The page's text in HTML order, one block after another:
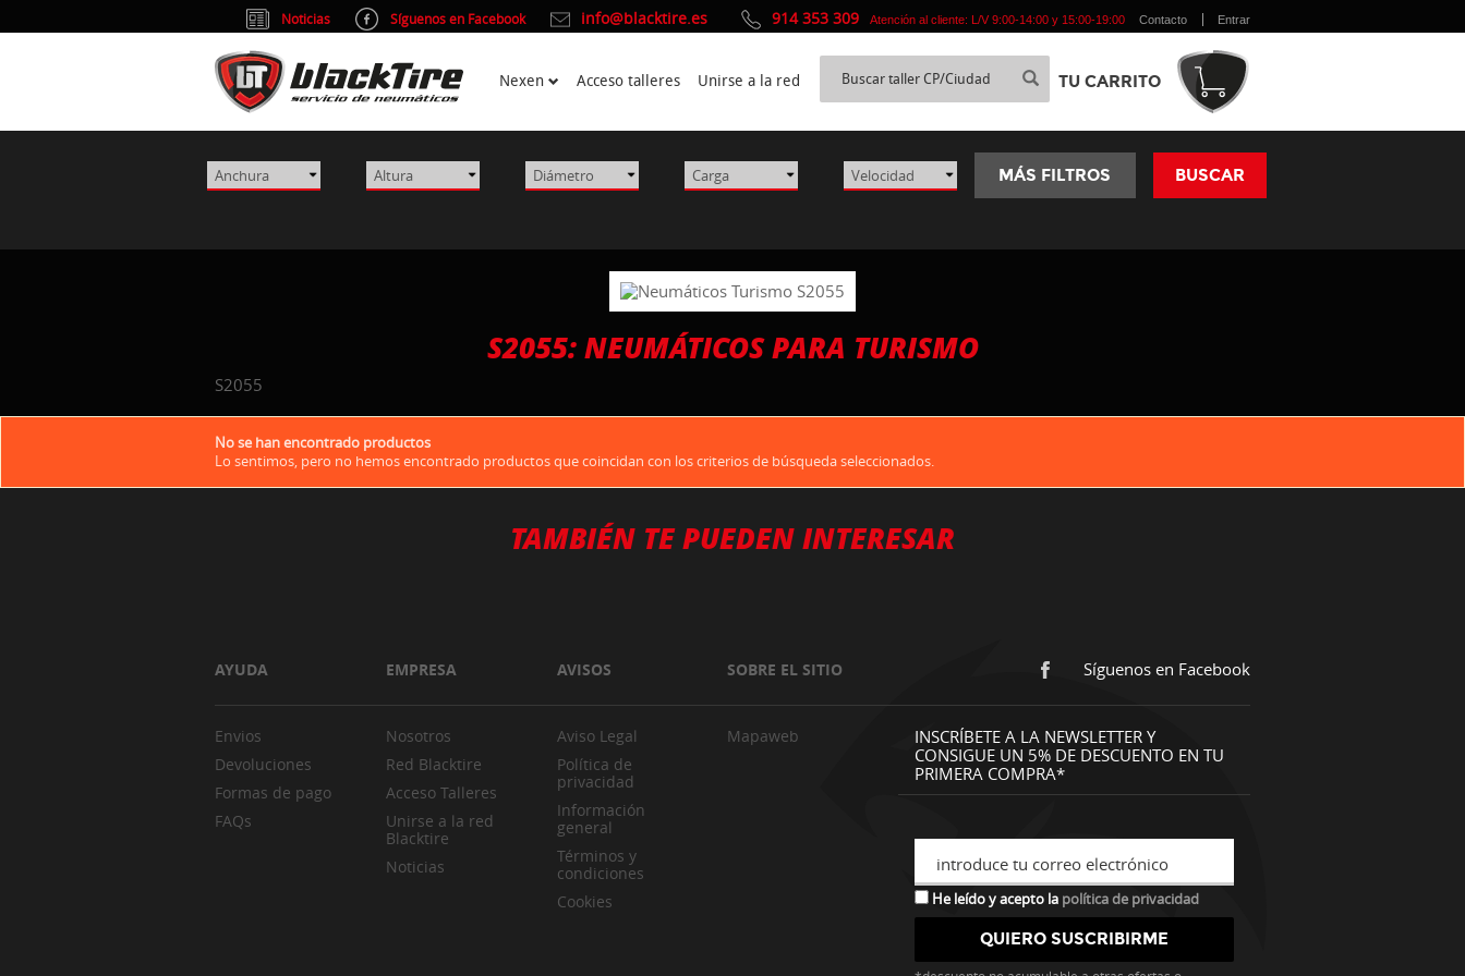
MÁS FILTROS BUSCAR
S2055: NEUMÁTICOS PARA TURISMO
S2055
No se han encontrado productos
Lo sentimos, pero no hemos encontrado productos que coincidan con los criterios de búsqueda seleccionados.
TAMBIÉN TE PUEDEN INTERESAR
AYUDA EMPRESA AVISOS SOBRE EL SITIO Síguenos en Facebook
Envios
Devoluciones
Formas de pago
FAQs
Nosotros
Red Blacktire
Acceso Talleres
Unirse a la red
Blacktire
Noticias
Aviso Legal
Política de
privacidad
Información
general
Términos y
condiciones
Cookies
Mapaweb
INSCRÍBETE A LA NEWSLETTER Y
CONSIGUE UN 5% DE DESCUENTO EN TU
PRIMERA COMPRA*
introduce tu correo electrónico
He leído y acepto la política de privacidad
Noticias Síguenos en Facebook info@blacktire.es 914 353 309 Atención al cliente: L/V 9:00-14:00 y 15:00-19:00 Contacto Entrar
Nexen Acceso talleres Unirse a la red TU CARRITO